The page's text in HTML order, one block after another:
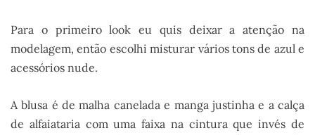
Para o primeiro look eu quis deixar a atenção na
modelagem, então escolhi misturar vários tons de azul e
acessórios nude.
A blusa é de malha canelada e manga justinha e a calça
de alfaiataria com uma faixa na cintura que invés de